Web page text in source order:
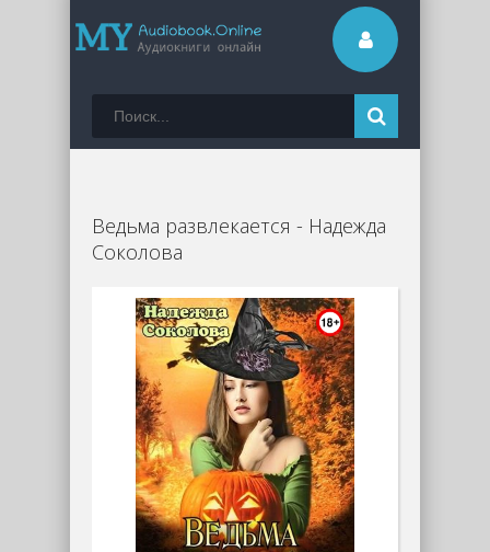
Ведьма развлекается - Надежда
Соколова